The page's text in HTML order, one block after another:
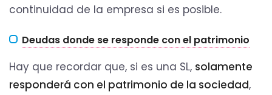
continuidad de la empresa si es posible.
Deudas donde se responde con el patrimonio
Hay que recordar que, si es una SL, solamente
responderá con el patrimonio de la sociedad,